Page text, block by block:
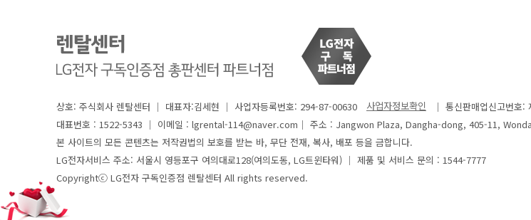
상호: 주식회사 렌탈센터 │ 대표자:김세현 │ 사업자등록번호: 294-87-00630
│ 통신판매업신고번호:
대표번호 : 1522-5343 │ 이메일 : lgrental-114@naver.com│ 주소 : Jangwon Plaza, Dangha-dong, 405-11,
본 사이트의 모든 콘텐츠는 저작권법의 보호를 받는 바, 무단 전재, 복사, 배포 등을 금합니다.
LG전자서비스 주소: 서울시 영등포구 여의대로128(여의도동, LG트윈타워) │ 제품 및 서비스 문의 : 1544-7777
Copyrightⓒ LG전자 구독인증점 렌탈센터 All rights reserved.